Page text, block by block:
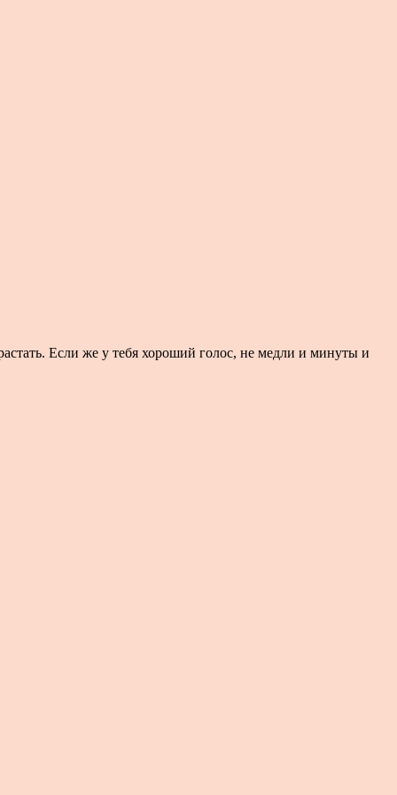
Если же у тебя хороший голос, не медли и минуты и